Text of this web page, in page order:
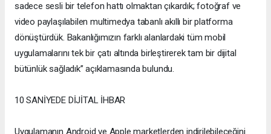
sadece sesli bir telefon hattı olmaktan çıkardık; fotoğraf ve
video paylaşılabilen multimedya tabanlı akıllı bir platforma
dönüştürdük. Bakanlığımızın farklı alanlardaki tüm mobil
uygulamalarını tek bir çatı altında birleştirerek tam bir dijital
bütünlük sağladık’’ açıklamasında bulundu.
10 SANİYEDE DİJİTAL İHBAR